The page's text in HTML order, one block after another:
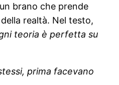
brano che prende
realtà. Nel testo,
teoria è perfetta su
prima facevano